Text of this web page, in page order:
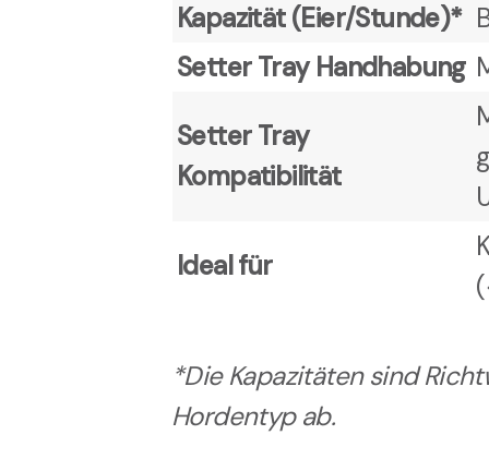
Kapazität (Eier/Stunde)*
Setter Tray Handhabung
Setter Tray
Kompatibilität
Ideal für
*Die Kapazitäten sind
Hordentyp ab.